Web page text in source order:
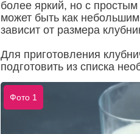
более яркий, но с
может быть как
зависит от размера
Для приготовления
подготовить из списка
Фото 1